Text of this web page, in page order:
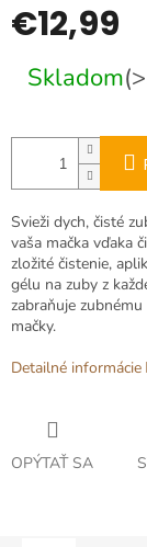
€12,99
cena:
Skladom
Svieži dych, čisté
vaša mačka vďaka
zložité čistenie,
gélu na zuby z
zabraňuje
mačky.
Detailné informácie
OPÝTAŤ SA